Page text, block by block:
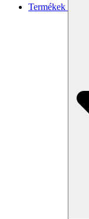
Termékek